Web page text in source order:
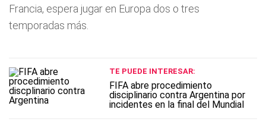
Francia, espera jugar en Europa dos o tres
temporadas más.
TE PUEDE INTERESAR:
FIFA abre procedimiento
disciplinario contra Argentina por
incidentes en la final del Mundial